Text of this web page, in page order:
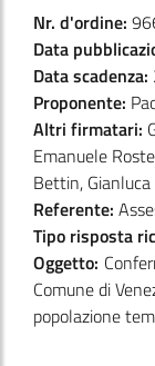
Nr. d'ordine:
Data
Data scadenza:
Proponente:
Altri firmatari:
Emanuele
Bettin,
Referente:
Tipo risposta
Oggetto:
Comune di
popolazione